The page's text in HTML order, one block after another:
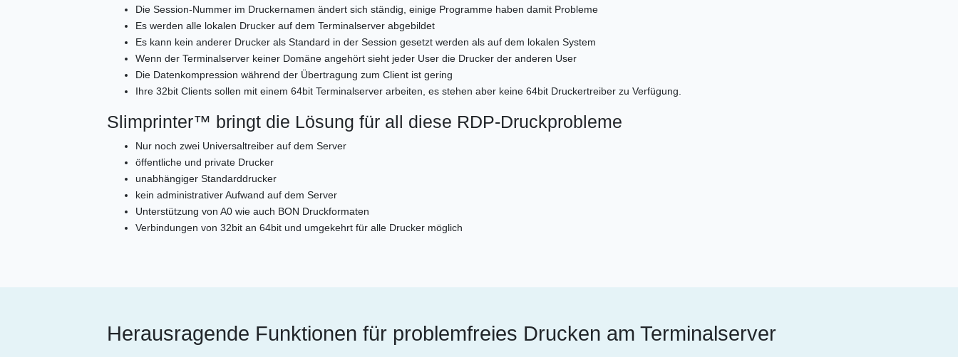
Die Session-Nummer im Druckernamen ändert sich ständig, einige Programme haben damit Probleme
Es werden alle lokalen Drucker auf dem Terminalserver abgebildet
Es kann kein anderer Drucker als Standard in der Session gesetzt werden als auf dem lokalen System
Wenn der Terminalserver keiner Domäne angehört sieht jeder User die Drucker der anderen User
Die Datenkompression während der Übertragung zum Client ist gering
Ihre 32bit Clients sollen mit einem 64bit Terminalserver arbeiten, es stehen aber keine 64bit Druckertreiber zu Verfügung.
Slimprinter™ bringt die Lösung für all diese RDP-Druckprobleme
Nur noch zwei Universaltreiber auf dem Server
öffentliche und private Drucker
unabhängiger Standarddrucker
kein administrativer Aufwand auf dem Server
Unterstützung von A0 wie auch BON Druckformaten
Verbindungen von 32bit an 64bit und umgekehrt für alle Drucker möglich
Herausragende Funktionen für problemfreies Drucken am Terminalserver